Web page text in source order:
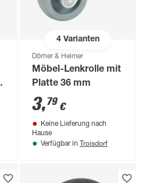
4Varianten
Dörner & Helmer
Möbel-Lenkrolle mit
Platte 36 mm
3,79 €
Keine Lieferung nach
Hause
Verfügbar in Troisdorf